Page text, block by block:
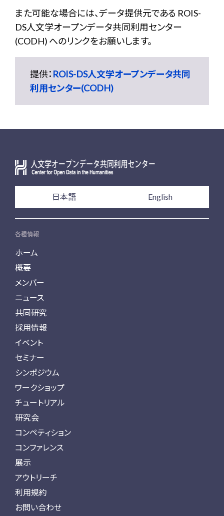
また可能な場合には、データ提供元である ROIS-
DS人文学オープンデータ共同利用センター
(CODH) へのリンクをお願いします。
提供： ROIS-DS人文学オープンデータ共同
利用センター(CODH)
日本語 English
各種情報
ホーム
概要
メンバー
ニュース
共同研究
採用情報
イベント
セミナー
シンポジウム
ワークショップ
チュートリアル
研究会
コンペティション
コンファレンス
展示
アウトリーチ
利用規約
お問い合わせ